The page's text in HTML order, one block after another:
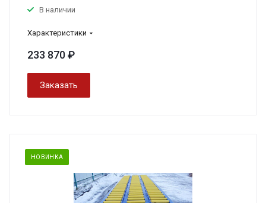
В наличии
Характеристики
233 870 ₽
Заказать
НОВИНКА